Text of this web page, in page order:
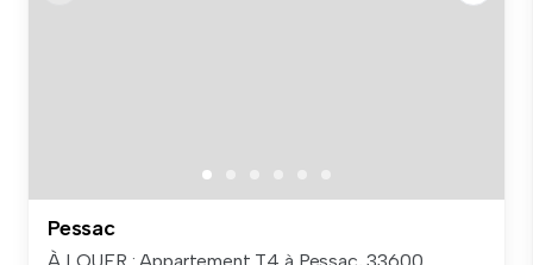
Pessac